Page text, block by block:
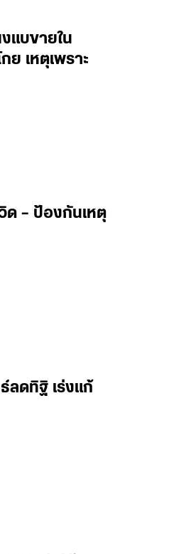
แบขายใน
เหตุเพราะ
ด – ป้องกันเหตุ
ลดทิฐิ เร่งแก้